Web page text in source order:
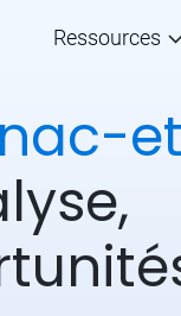
Ressources